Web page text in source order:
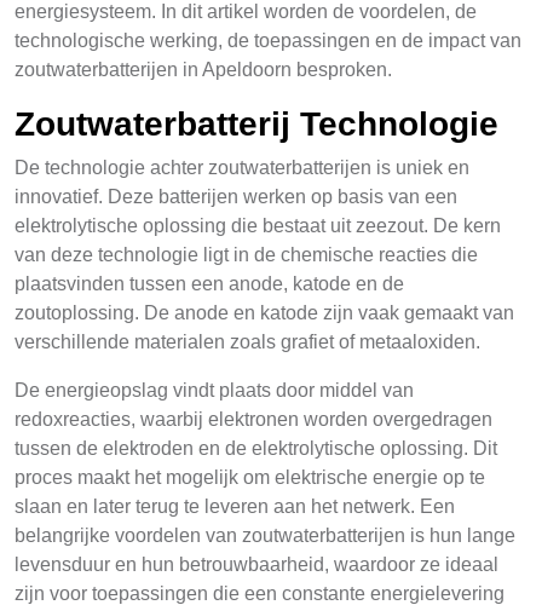
energiesysteem. In dit artikel worden de voordelen, de
technologische werking, de toepassingen en de impact van
zoutwaterbatterijen in Apeldoorn besproken.
Zoutwaterbatterij Technologie
De technologie achter zoutwaterbatterijen is uniek en
innovatief. Deze batterijen werken op basis van een
elektrolytische oplossing die bestaat uit zeezout. De kern
van deze technologie ligt in de chemische reacties die
plaatsvinden tussen een anode, katode en de
zoutoplossing. De anode en katode zijn vaak gemaakt van
verschillende materialen zoals grafiet of metaaloxiden.
De energieopslag vindt plaats door middel van
redoxreacties, waarbij elektronen worden overgedragen
tussen de elektroden en de elektrolytische oplossing. Dit
proces maakt het mogelijk om elektrische energie op te
slaan en later terug te leveren aan het netwerk. Een
belangrijke voordelen van zoutwaterbatterijen is hun lange
levensduur en hun betrouwbaarheid, waardoor ze ideaal
zijn voor toepassingen die een constante energielevering